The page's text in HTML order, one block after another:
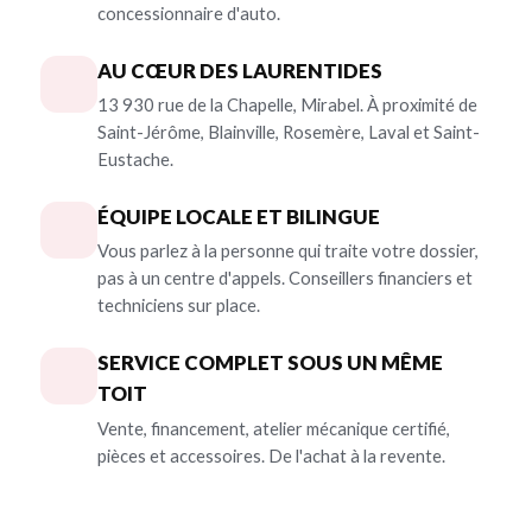
concessionnaire d'auto.
AU CŒUR DES LAURENTIDES
13 930 rue de la Chapelle, Mirabel. À proximité de
Saint-Jérôme, Blainville, Rosemère, Laval et Saint-
Eustache.
ÉQUIPE LOCALE ET BILINGUE
Vous parlez à la personne qui traite votre dossier,
pas à un centre d'appels. Conseillers financiers et
techniciens sur place.
SERVICE COMPLET SOUS UN MÊME
TOIT
Vente, financement, atelier mécanique certifié,
pièces et accessoires. De l'achat à la revente.